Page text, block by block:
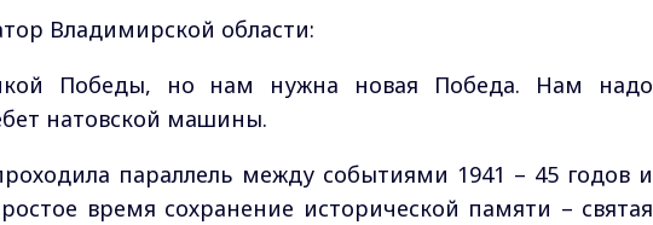
Владимирской области:
Победы, но нам нужна новая Победа. Нам надо
натовской машины.
параллель между событиями 1941 – 45 годов и
время сохранение исторической памяти – святая